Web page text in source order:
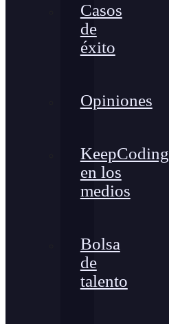
Casos
de
éxito
Opiniones
KeepCoding
en los
medios
Bolsa
de
talento